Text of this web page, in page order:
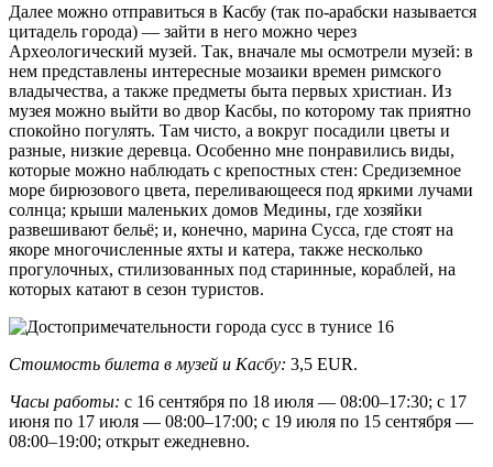
Далее можно отправиться в Касбу (так по-арабски называется
цитадель города) — зайти в него можно через
Археологический музей. Так, вначале мы осмотрели музей: в
нем представлены интересные мозаики времен римского
владычества, а также предметы быта первых христиан. Из
музея можно выйти во двор Касбы, по которому так приятно
спокойно погулять. Там чисто, а вокруг посадили цветы и
разные, низкие деревца. Особенно мне понравились виды,
которые можно наблюдать с крепостных стен: Средиземное
море бирюзового цвета, переливающееся под яркими лучами
солнца; крыши маленьких домов Медины, где хозяйки
развешивают бельё; и, конечно, марина Сусса, где стоят на
якоре многочисленные яхты и катера, также несколько
прогулочных, стилизованных под старинные, кораблей, на
которых катают в сезон туристов.
Стоимость билета в музей и Касбу: 3,5 EUR.
Часы работы: с 16 сентября по 18 июля — 08:00–17:30; с 17
июня по 17 июля — 08:00–17:00; с 19 июля по 15 сентября —
08:00–19:00; открыт ежедневно.